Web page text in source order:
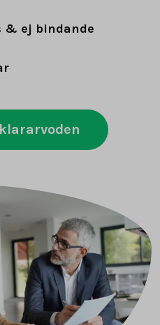
& ej bindande